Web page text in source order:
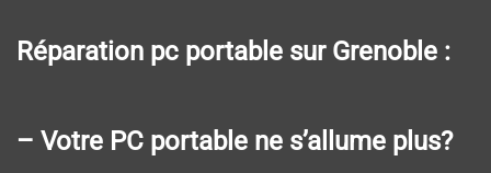
Réparation pc portable sur Grenoble :
– Votre PC portable ne s’allume plus?